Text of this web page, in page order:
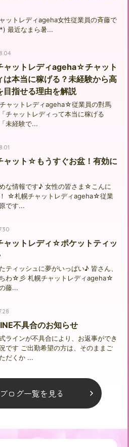
ットレディageha女性従業員の斉藤で
最近なまら暑...
ャットレディageha☆チャット
は本当に稼げる？未経験から高
目指せる理由を解説
ャットレディageha☆従業員の對馬
チャットレディって本当に稼げる
未経験で...
ャット☆もうすぐお盆！有効に
な情報です♪ 女性の皆さま☆こんに
☆札幌チャットレディageha☆従業
です...
ャットレディ☆ポケットティッ
ティッシュに夢がいっぱい♪ 皆さん、
わ☆彡 札幌チャットレディageha☆
藤...
不具合のお知らせ
ラインが不具合により、お返事ができ
です ご出勤希望の方は、そのままご
だくか ...
ログ一覧を見る